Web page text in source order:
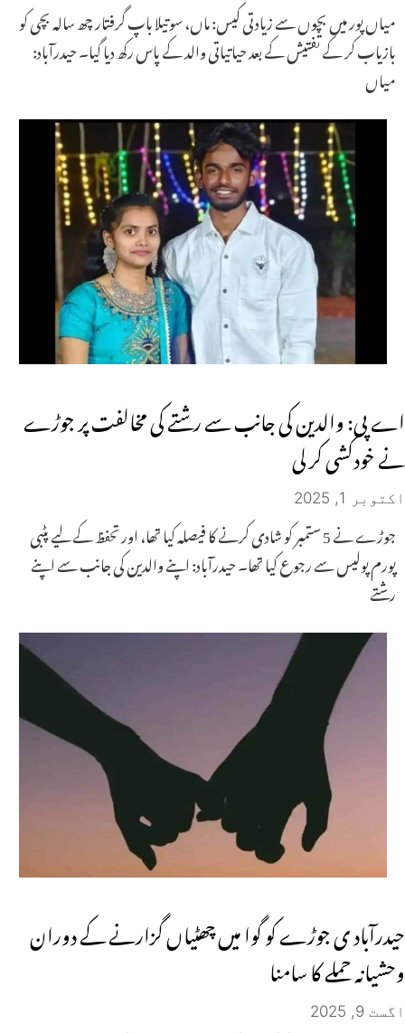
میاں پور میں بچوں سے زیادتی کیس: ماں، سوتیلا باپ گرفتار چھ سالہ بچی کو
بازیاب کر کے تفتیش کے بعد حیاتیاتی والد کے پاس رکھ دیا گیا۔ حیدرآباد:
میاں
اے پی: والدین کی جانب سے رشتے کی مخالفت پر جوڑے
نے خودکشی کر لی
اکتوبر 1, 2025
جوڑے نے 5 ستمبر کو شادی کرنے کا فیصلہ کیا تھا، اور تحفظ کے لیے پٹبی
پورم پولیس سے رجوع کیا تھا۔ حیدرآباد: اپنے والدین کی جانب سے اپنے
رشتے
حیدرآباد ی جوڑے کو گوا میں چھٹیاں گزارنے کے دوران
وحشیانہ حملے کا سامنا
اگست 9, 2025